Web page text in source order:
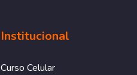
Institucional
Curso Celular